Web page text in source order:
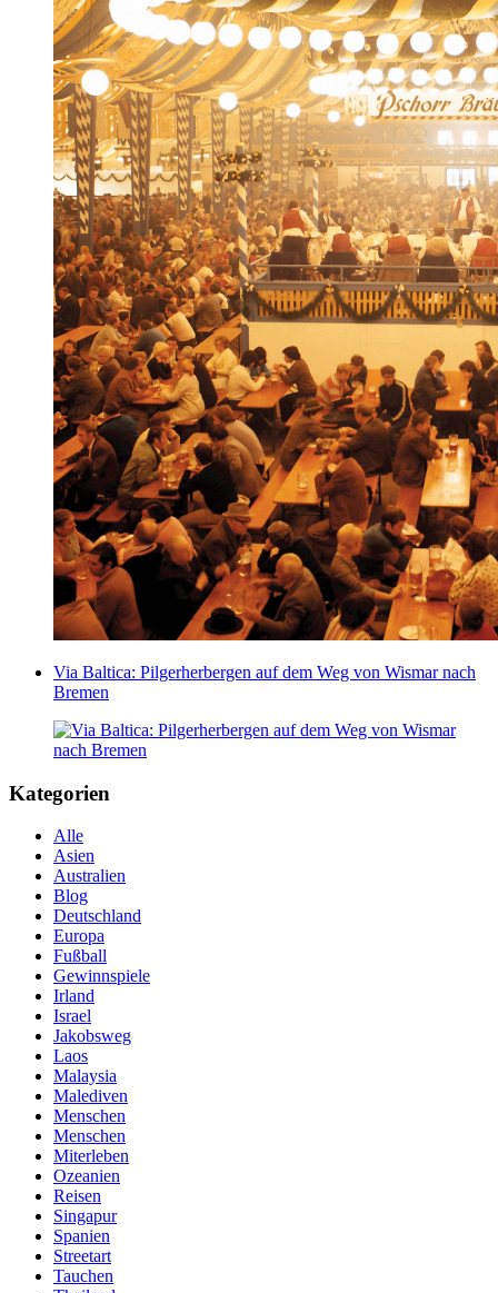
Via Baltica: Pilgerherbergen auf dem Weg von Wismar nach
Bremen
Kategorien
Alle
Asien
Australien
Blog
Deutschland
Europa
Fußball
Gewinnspiele
Irland
Israel
Jakobsweg
Laos
Malaysia
Malediven
Menschen
Menschen
Miterleben
Ozeanien
Reisen
Singapur
Spanien
Streetart
Tauchen